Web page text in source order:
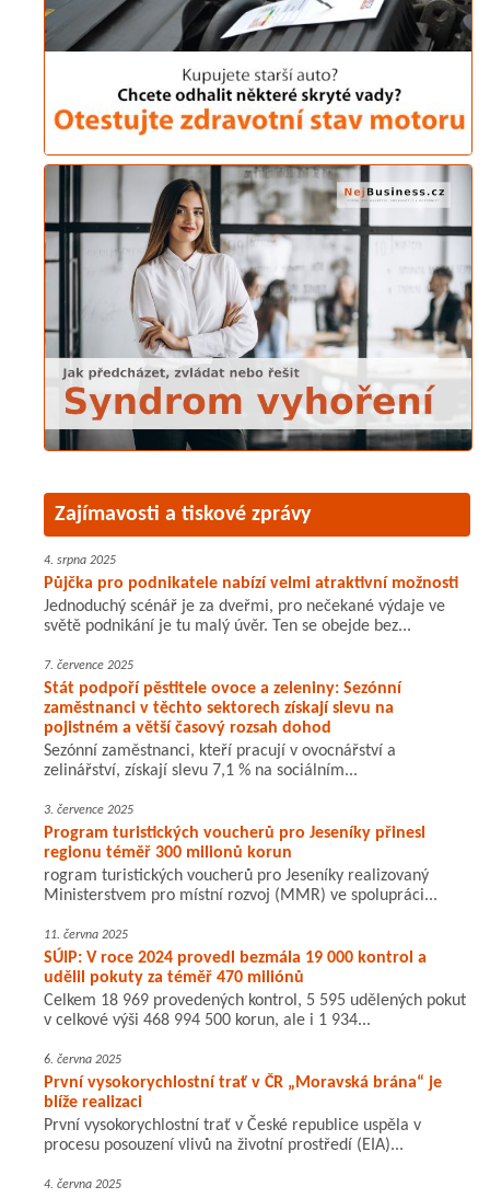
Zajímavosti a tiskové zprávy
4. srpna 2025
Půjčka pro podnikatele nabízí velmi atraktivní možnosti
Jednoduchý scénář je za dveřmi, pro nečekané výdaje ve
světě podnikání je tu malý úvěr. Ten se obejde bez...
7. července 2025
Stát podpoří pěstitele ovoce a zeleniny: Sezónní
zaměstnanci v těchto sektorech získají slevu na
pojistném a větší časový rozsah dohod
Sezónní zaměstnanci, kteří pracují v ovocnářství a
zelinářství, získají slevu 7,1 % na sociálním...
3. července 2025
Program turistických voucherů pro Jeseníky přinesl
regionu téměř 300 milionů korun
rogram turistických voucherů pro Jeseníky realizovaný
Ministerstvem pro místní rozvoj (MMR) ve spolupráci...
11. června 2025
SÚIP: V roce 2024 provedl bezmála 19 000 kontrol a
udělil pokuty za téměř 470 miliónů
Celkem 18 969 provedených kontrol, 5 595 udělených pokut
v celkové výši 468 994 500 korun, ale i 1 934...
6. června 2025
První vysokorychlostní trať v ČR „Moravská brána“ je
blíže realizaci
První vysokorychlostní trať v České republice uspěla v
procesu posouzení vlivů na životní prostředí (EIA)...
4. června 2025